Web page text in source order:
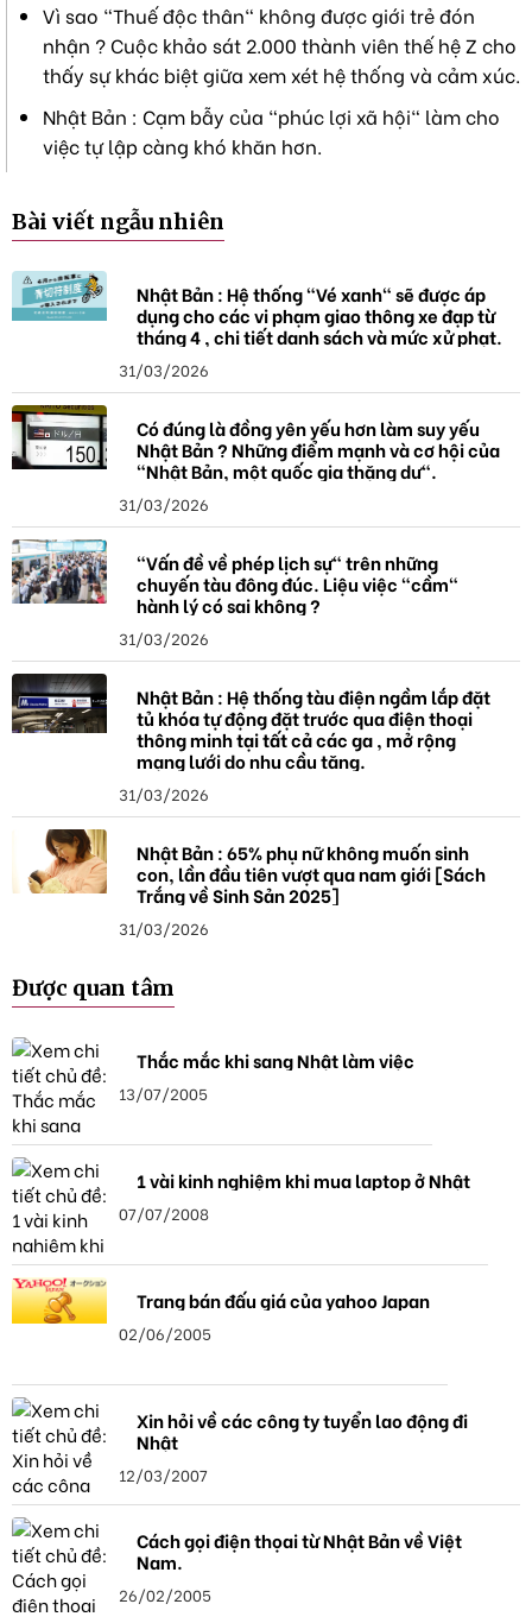
Vì sao "Thuế độc thân" không được giới trẻ đón
nhận ? Cuộc khảo sát 2.000 thành viên thế hệ Z cho
thấy sự khác biệt giữa xem xét hệ thống và cảm xúc.
Nhật Bản : Cạm bẫy của "phúc lợi xã hội" làm cho
việc tự lập càng khó khăn hơn.
Bài viết ngẫu nhiên
Nhật Bản : Hệ thống "Vé xanh" sẽ được áp
dụng cho các vi phạm giao thông xe đạp từ
tháng 4 , chi tiết danh sách và mức xử phạt.
31/03/2026
Có đúng là đồng yên yếu hơn làm suy yếu
Nhật Bản ? Những điểm mạnh và cơ hội của
"Nhật Bản, một quốc gia thặng dư".
31/03/2026
"Vấn đề về phép lịch sự" trên những
chuyến tàu đông đúc. Liệu việc "cầm"
hành lý có sai không ?
31/03/2026
Nhật Bản : Hệ thống tàu điện ngầm lắp đặt
tủ khóa tự động đặt trước qua điện thoại
thông minh tại tất cả các ga , mở rộng
mạng lưới do nhu cầu tăng.
31/03/2026
Nhật Bản : 65% phụ nữ không muốn sinh
con, lần đầu tiên vượt qua nam giới [Sách
Trắng về Sinh Sản 2025]
31/03/2026
Được quan tâm
Thắc mắc khi sang Nhật làm việc
13/07/2005
1 vài kinh nghiệm khi mua laptop ở Nhật
07/07/2008
Trang bán đấu giá của yahoo Japan
02/06/2005
Xin hỏi về các công ty tuyển lao động đi
Nhật
12/03/2007
Cách gọi điện thọai từ Nhật Bản về Việt
Nam.
26/02/2005